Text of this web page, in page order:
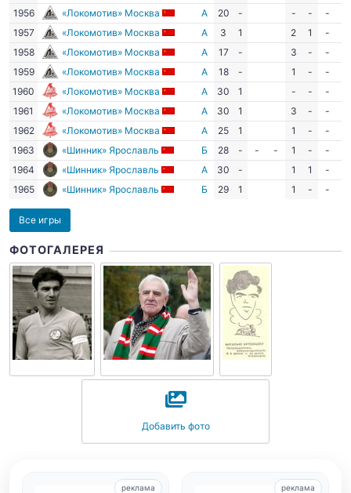
1956
«Локомотив» Москва А 20 - - - -
1957
«Локомотив» Москва А 3 1 2 1 -
1958
«Локомотив» Москва А 17 - 3 - -
1959
«Локомотив» Москва А 18 - 1 - -
1960
«Локомотив» Москва А 30 1 - - -
1961
«Локомотив» Москва А 30 1 3 - -
1962
«Локомотив» Москва А 25 1 1 - -
1963
«Шинник» Ярославль Б 28 - - - 1 - -
1964
«Шинник» Ярославль А 30 - 1 1 -
1965
«Шинник» Ярославль Б 29 1 1 - -
Все игры
ФОТОГАЛЕРЕЯ
Добавить фото
реклама реклама